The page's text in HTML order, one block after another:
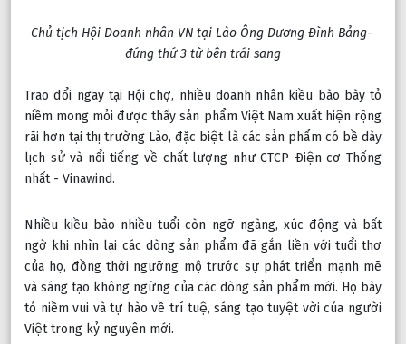
Chủ tịch Hội Doanh nhân VN tại Lào Ông Dương Đình Bảng-
đứng thứ 3 từ bên trái sang
Trao đổi ngay tại Hội chợ, nhiều doanh nhân kiều bào bày tỏ
niềm mong mỏi được thấy sản phẩm Việt Nam xuất hiện rộng
rãi hơn tại thị trường Lào, đặc biệt là các sản phẩm có bề dày
lịch sử và nổi tiếng về chất lượng như CTCP Điện cơ Thống
nhất - Vinawind.
Nhiều kiều bào nhiều tuổi còn ngỡ ngàng, xúc động và bất
ngờ khi nhìn lại các dòng sản phẩm đã gắn liền với tuổi thơ
của họ, đồng thời ngưỡng mộ trước sự phát triển mạnh mẽ
và sáng tạo không ngừng của các dòng sản phẩm mới. Họ bày
tỏ niềm vui và tự hào về trí tuệ, sáng tạo tuyệt vời của người
Việt trong kỷ nguyên mới.